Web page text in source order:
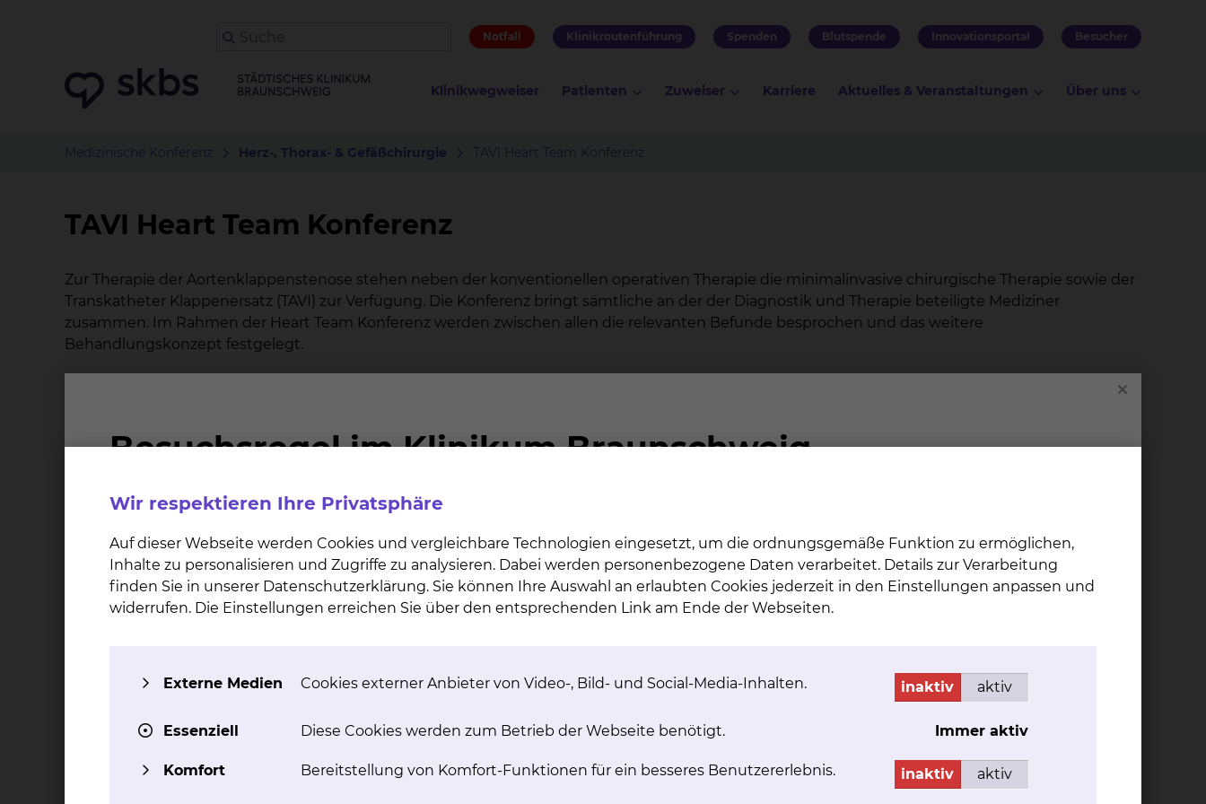
Notfall Klinikroutenführung Spenden Blutspende Innovationsportal Besucher
Klinikwegweiser Patienten Zuweiser Karriere Aktuelles & Veranstaltungen Über uns
Medizinische Konferenz Herz-, Thorax- & Gefäßchirurgie TAVI Heart Team Konferenz
TAVI Heart Team Konferenz
Zur Therapie der Aortenklappenstenose stehen neben der konventionellen operativen Therapie die minimalinvasive chirurgische Therapie sowie der
Transkatheter Klappenersatz (TAVI) zur Verfügung. Die Konferenz bringt sämtliche an der der Diagnostik und Therapie beteiligte Mediziner
zusammen. Im Rahmen der Heart Team Konferenz werden zwischen allen die relevanten Befunde besprochen und das weitere
Behandlungskonzept festgelegt.
Dienstag 15:15 - 15:45 Uhr
Wo findet die Konferenz statt?
Wie kann ich als Zuweiser an der Konferenz teilnehmen?
Fichtengrund 1, 38126 Braunschweig
Fax: +49 531 595 2658
Wir respektieren Ihre Privatsphäre
Auf dieser Webseite werden Cookies und vergleichbare Technologien eingesetzt, um die ordnungsgemäße Funktion zu ermöglichen,
Inhalte zu personalisieren und Zugriffe zu analysieren. Dabei werden personenbezogene Daten verarbeitet. Details zur Verarbeitung
finden Sie in unserer Datenschutzerklärung. Sie können Ihre Auswahl an erlaubten Cookies jederzeit in den Einstellungen anpassen und
widerrufen. Die Einstellungen erreichen Sie über den entsprechenden Link am Ende der Webseiten.
Externe Medien Cookies externer Anbieter von Video-, Bild- und Social-Media-Inhalten. inaktiv aktiv
Essenziell Diese Cookies werden zum Betrieb der Webseite benötigt. Immer aktiv
Komfort Bereitstellung von Komfort-Funktionen für ein besseres Benutzererlebnis. inaktiv aktiv